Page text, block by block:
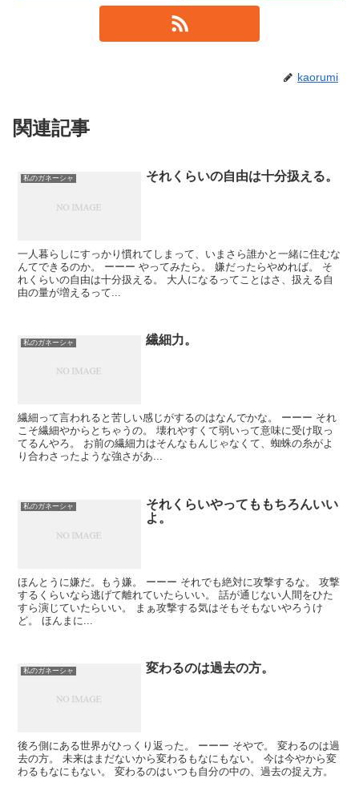
kaorumi
関連記事
私のガネーシャ それくらいの自由は十分扱える。
一人暮らしにすっかり慣れてしまって、いまさら誰かと一緒に住むな
んてできるのか。 ーーー やってみたら。 嫌だったらやめれば。 そ
れくらいの自由は十分扱える。 大人になるってことはさ、扱える自
由の量が増えるって...
私のガネーシャ 繊細力。
繊細って言われると苦しい感じがするのはなんでかな。 ーーー それ
こそ繊細やからとちゃうの。 壊れやすくて弱いって意味に受け取っ
てるんやろ。 お前の繊細力はそんなもんじゃなくて、蜘蛛の糸がよ
り合わさったような強さがあ...
私のガネーシャ
それくらいやってももちろんいい
よ。
ほんとうに嫌だ。もう嫌。 ーーー それでも絶対に攻撃するな。 攻撃
するくらいなら逃げて離れていたらいい。 話が通じない人間をひた
すら演じていたらいい。 まぁ攻撃する気はそもそもないやろうけ
ど。 ほんまに...
私のガネーシャ 変わるのは過去の方。
後ろ側にある世界がひっくり返った。 ーーー そやで。 変わるのは過
去の方。 未来はまだないから変わるもなにもない。 今は今やから変
わるもなにもない。 変わるのはいつも自分の中の、過去の捉え方。